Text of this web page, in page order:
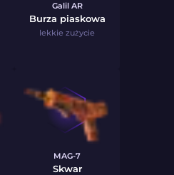
Galil AR
Burza piaskowa
lekkie zużycie
MAG-7
Skwar